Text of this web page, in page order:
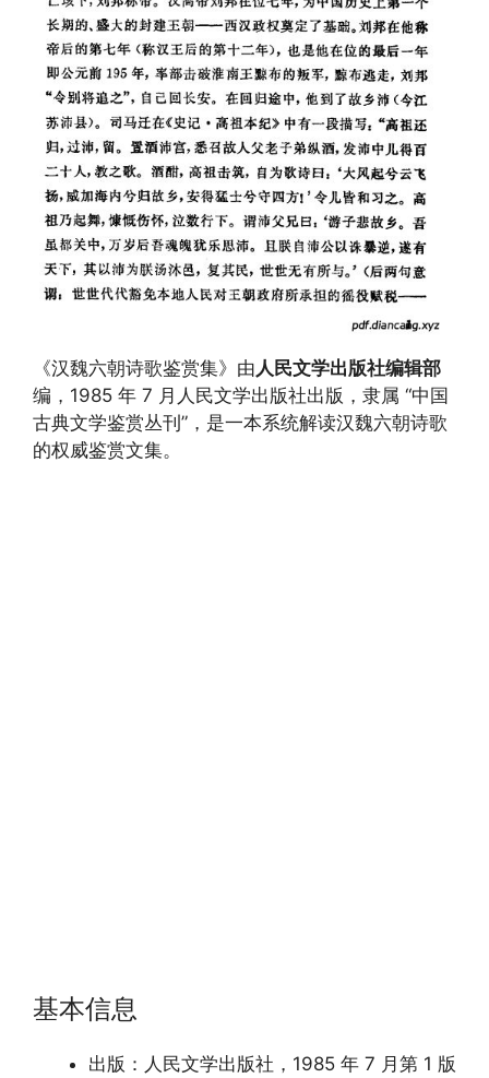
《汉魏六朝诗歌鉴赏集》由 人民文学出版社编辑部
编，1985 年 7 月人民文学出版社出版，隶属 “中国
古典文学鉴赏丛刊”，是一本系统解读汉魏六朝诗歌
的权威鉴赏文集。
基本信息
出版：人民文学出版社，1985 年 7 月第 1 版